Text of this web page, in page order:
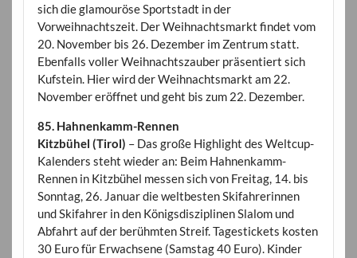
sich die glamouröse Sportstadt in der
Vorweihnachtszeit. Der Weihnachtsmarkt findet vom
20. November bis 26. Dezember im Zentrum statt.
Ebenfalls voller Weihnachtszauber präsentiert sich
Kufstein. Hier wird der Weihnachtsmarkt am 22.
November eröffnet und geht bis zum 22. Dezember.
85. Hahnenkamm-Rennen
Kitzbühel (Tirol) – Das große Highlight des Weltcup-
Kalenders steht wieder an: Beim Hahnenkamm-
Rennen in Kitzbühel messen sich von Freitag, 14. bis
Sonntag, 26. Januar die weltbesten Skifahrerinnen
und Skifahrer in den Königsdisziplinen Slalom und
Abfahrt auf der berühmten Streif. Tagestickets kosten
30 Euro für Erwachsene (Samstag 40 Euro). Kinder